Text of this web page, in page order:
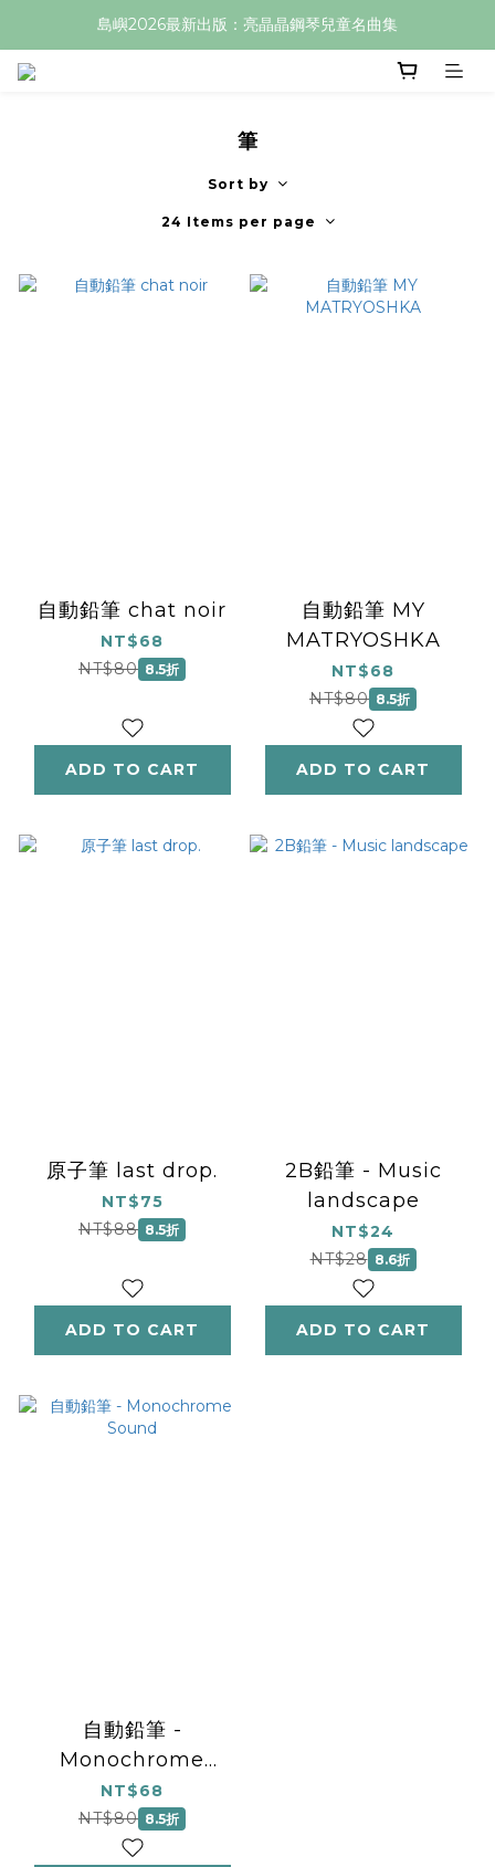
島嶼2026最新出版：亮晶晶鋼琴兒童名曲集
筆
Sort by
24 Items per page
自動鉛筆 chat noir
NT$68
NT$80 8.5折
ADD TO CART
自動鉛筆 MY
MATRYOSHKA
NT$68
NT$80 8.5折
ADD TO CART
原子筆 last drop.
NT$75
NT$88 8.5折
ADD TO CART
2B鉛筆 - Music
landscape
NT$24
NT$28 8.6折
ADD TO CART
自動鉛筆 -
Monochrome
Sound
NT$68
NT$80 8.5折